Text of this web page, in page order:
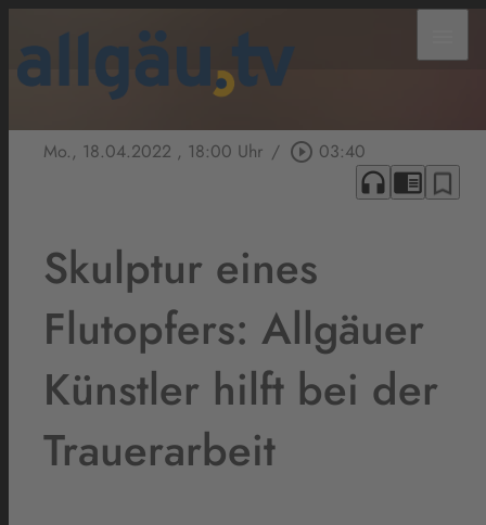
Mo., 18.04.2022 , 18:00 Uhr / play_circle_outline 03:40
headphones chrome_reader_mode bookmark_border
Skulptur eines
Flutopfers: Allgäuer
Künstler hilft bei der
Trauerarbeit